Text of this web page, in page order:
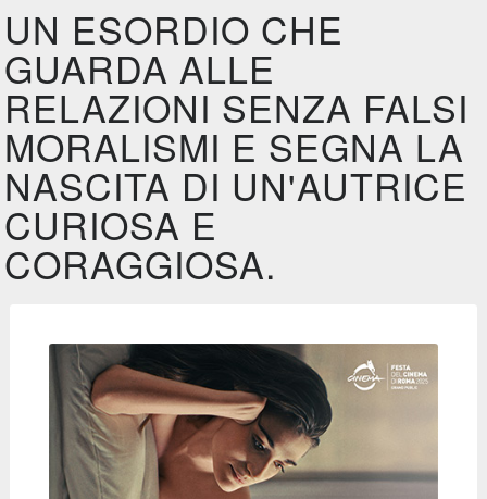
UN ESORDIO CHE
GUARDA ALLE
RELAZIONI SENZA FALSI
MORALISMI E SEGNA LA
NASCITA DI UN'AUTRICE
CURIOSA E
CORAGGIOSA.